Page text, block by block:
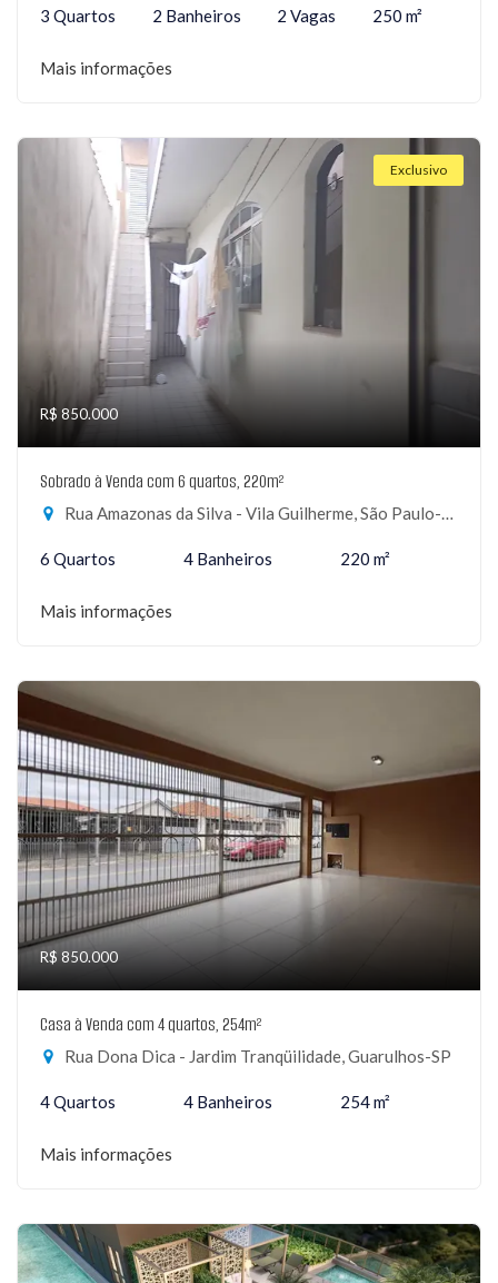
3 Quartos 2 Banheiros 2 Vagas 250 m²
Mais informações
Exclusivo
R$ 850.000
Sobrado à Venda com 6 quartos, 220m²
Rua Amazonas da Silva - Vila Guilherme, São Paulo-SP
6 Quartos 4 Banheiros 220 m²
Mais informações
R$ 850.000
Casa à Venda com 4 quartos, 254m²
Rua Dona Dica - Jardim Tranqüilidade, Guarulhos-SP
4 Quartos 4 Banheiros 254 m²
Mais informações